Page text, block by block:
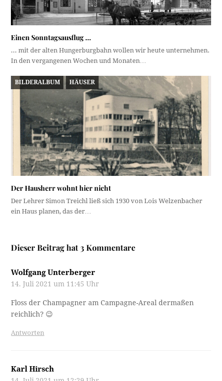
Einen Sonntagsausflug …
... mit der alten Hungerburgbahn wollen wir heute unternehmen.
In den vergangenen Wochen und Monaten…
BILDERALBUM HÄUSER
Der Hausherr wohnt hier nicht
Der Lehrer Simon Treichl ließ sich 1930 von Lois Welzenbacher
ein Haus planen, das der…
Dieser Beitrag hat 3 Kommentare
Wolfgang Unterberger
14. Juli 2021 um 11:45 Uhr
Floss der Champagner am Campagne-Areal dermaßen
reichlich? 😉
Antworten
Karl Hirsch